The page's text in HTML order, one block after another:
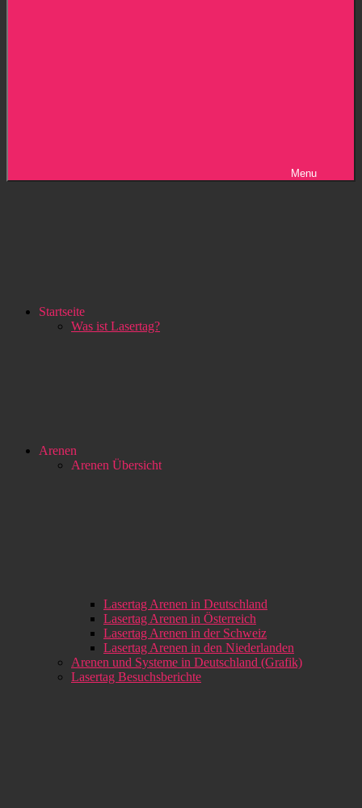
Menu
Startseite
Was ist Lasertag?
Arenen
Arenen Übersicht
Lasertag Arenen in Deutschland
Lasertag Arenen in Österreich
Lasertag Arenen in der Schweiz
Lasertag Arenen in den Niederlanden
Arenen und Systeme in Deutschland (Grafik)
Lasertag Besuchsberichte